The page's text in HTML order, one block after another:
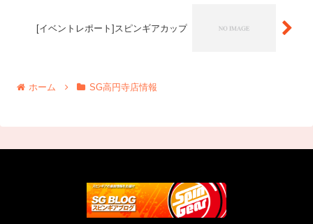
[イベントレポート]スピンギアカップ
ホーム SG高円寺店情報